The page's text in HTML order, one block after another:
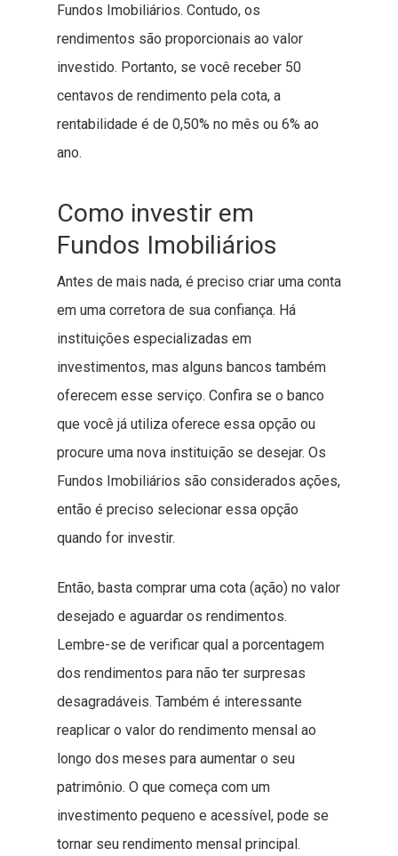
Fundos Imobiliários. Contudo, os
rendimentos são proporcionais ao valor
investido. Portanto, se você receber 50
centavos de rendimento pela cota, a
rentabilidade é de 0,50% no mês ou 6% ao
ano.
Como investir em
Fundos Imobiliários
Antes de mais nada, é preciso criar uma conta
em uma corretora de sua confiança. Há
instituições especializadas em
investimentos, mas alguns bancos também
oferecem esse serviço. Confira se o banco
que você já utiliza oferece essa opção ou
procure uma nova instituição se desejar. Os
Fundos Imobiliários são considerados ações,
então é preciso selecionar essa opção
quando for investir.
Então, basta comprar uma cota (ação) no valor
desejado e aguardar os rendimentos.
Lembre-se de verificar qual a porcentagem
dos rendimentos para não ter surpresas
desagradáveis. Também é interessante
reaplicar o valor do rendimento mensal ao
longo dos meses para aumentar o seu
patrimônio. O que começa com um
investimento pequeno e acessível, pode se
tornar seu rendimento mensal principal.